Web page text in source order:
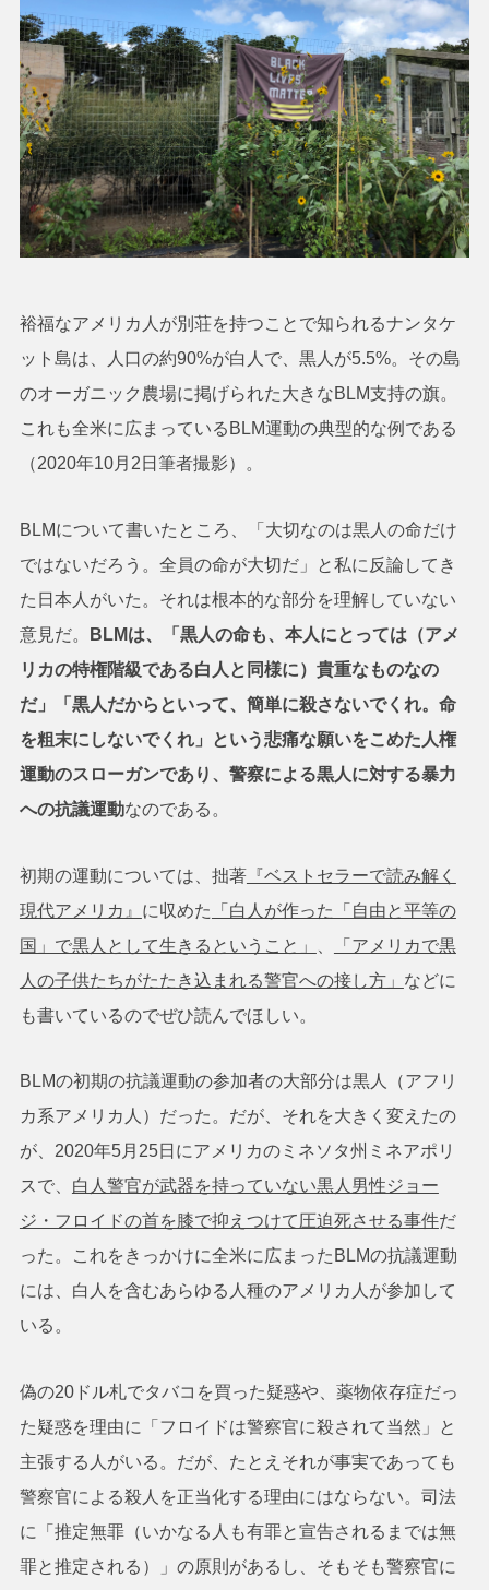
裕福なアメリカ人が別荘を持つことで知られるナンタケ
ット島は、人口の約90%が白人で、黒人が5.5%。その島
のオーガニック農場に掲げられた大きなBLM支持の旗。
これも全米に広まっているBLM運動の典型的な例である
（2020年10月2日筆者撮影）。
BLMについて書いたところ、「大切なのは黒人の命だけ
ではないだろう。全員の命が大切だ」と私に反論してき
た日本人がいた。それは根本的な部分を理解していない
意見だ。
BLMは、「黒人の命も、本人にとっては（アメ
リカの特権階級である白人と同様に）貴重なものなの
だ」「黒人だからといって、簡単に殺さないでくれ。命
を粗末にしないでくれ」という悲痛な願いをこめた人権
運動のスローガンであり、警察による黒人に対する暴力
への抗議運動なのである。
初期の運動については、拙著『ベストセラーで読み解く
現代アメリカ』 に収めた
「白人が作った「自由と平等の
国」で黒人として生きるということ」
「アメリカで黒
人の子供たちがたたき込まれる警官への接し方」 などに
も書いているのでぜひ読んでほしい。
BLMの初期の抗議運動の参加者の大部分は黒人（アフリ
カ系アメリカ人）だった。だが、それを大きく変えたの
が、2020年5月25日にアメリカのミネソタ州ミネアポリ
スで、 白人警官が武器を持っていない黒人男性ジョー
ジ・フロイドの首を膝で抑えつけて圧迫死させる事件だ
った。これをきっかけに全米に広まったBLMの抗議運動
には、白人を含むあらゆる人種のアメリカ人が参加して
いる。
偽の20ドル札でタバコを買った疑惑や、薬物依存症だっ
た疑惑を理由に「フロイドは警察官に殺されて当然」と
主張する人がいる。だが、たとえそれが事実であっても
警察官による殺人を正当化する理由にはならない。司法
に「推定無罪（いかなる人も有罪と宣告されるまでは無
罪と推定される）」の原則があるし、そもそも警察官に